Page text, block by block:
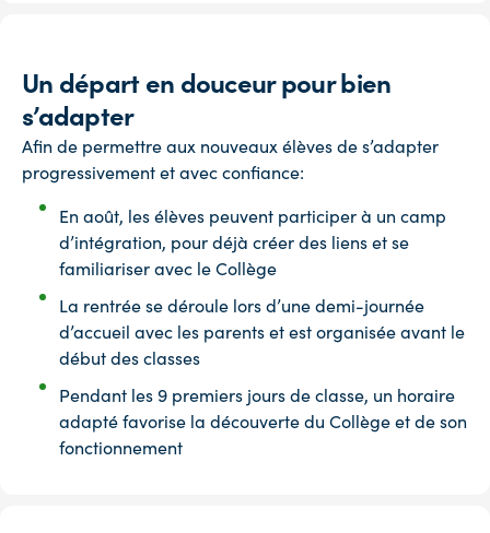
Un départ en douceur pour bien
s’adapter
Afin de permettre aux nouveaux élèves de s’adapter
progressivement et avec confiance:
En août, les élèves peuvent participer à un camp
d’intégration, pour déjà créer des liens et se
familiariser avec le Collège
La rentrée se déroule lors d’une demi-journée
d’accueil avec les parents et est organisée avant le
début des classes
Pendant les 9 premiers jours de classe, un horaire
adapté favorise la découverte du Collège et de son
fonctionnement